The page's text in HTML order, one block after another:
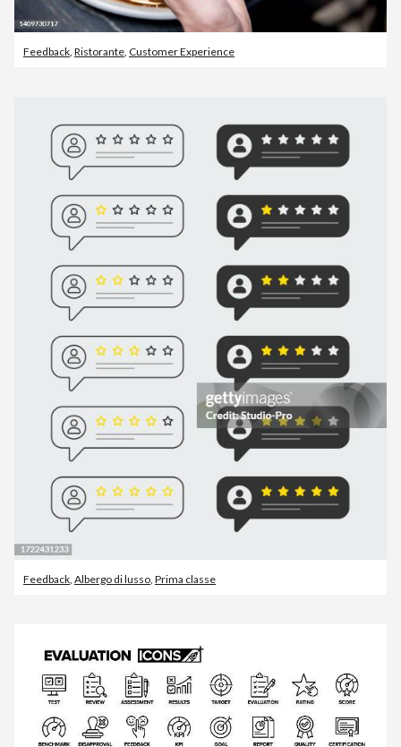
Feedback, Ristorante, Customer Experience
Feedback, Albergo di lusso, Prima classe